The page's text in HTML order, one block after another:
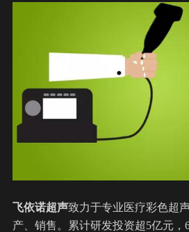
飞依诺超声致力于专业医疗彩色超
产、销售。累计研发投资超5亿元，